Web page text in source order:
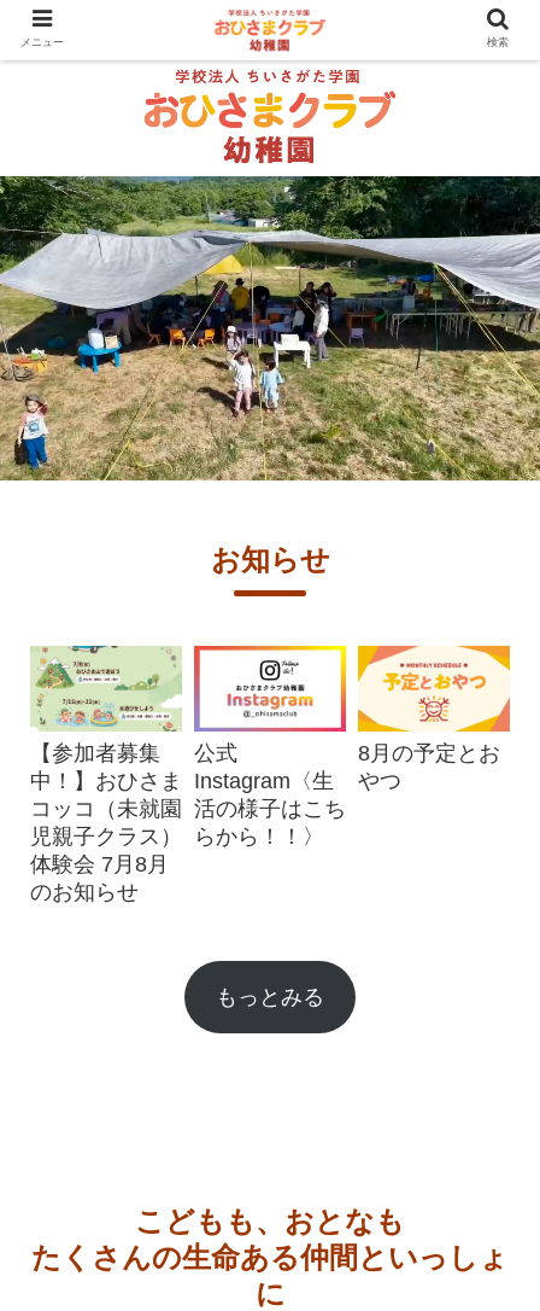
お知らせ
【参加者募集
中！】おひさま
コッコ（未就園
児親子クラス）
体験会 7月8月
のお知らせ
公式
Instagram〈生
活の様子はこち
らから！！〉
8月の予定とお
やつ
もっとみる
こどもも、おとなも
たくさんの生命ある仲間といっしょ
に
メニュー 検索